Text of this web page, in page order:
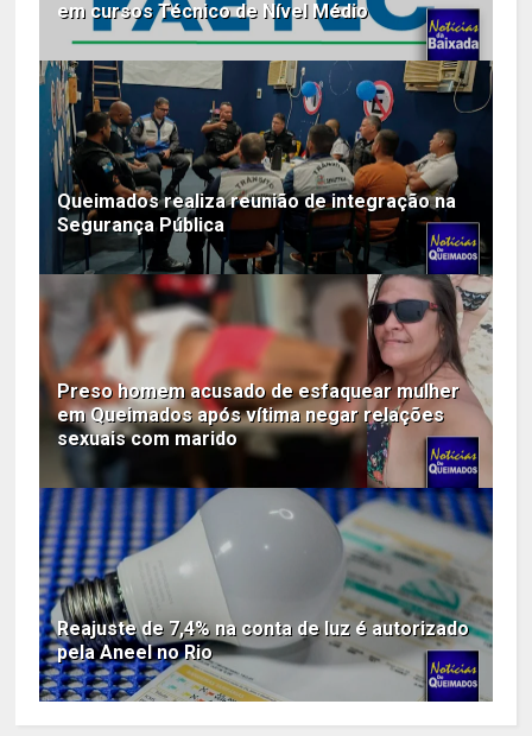
em cursos Técnico de Nível Médio
Queimados realiza reunião de integração na
Segurança Pública
Preso homem acusado de esfaquear mulher
em Queimados após vítima negar relações
sexuais com marido
Reajuste de 7,4% na conta de luz é autorizado
pela Aneel no Rio